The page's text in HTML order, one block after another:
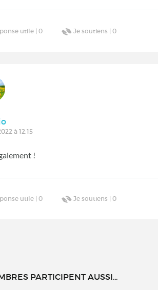
utile |0 Je soutiens |0
à 12:15
!
utile |0 Je soutiens |0
PARTICIPENT AUSSI...